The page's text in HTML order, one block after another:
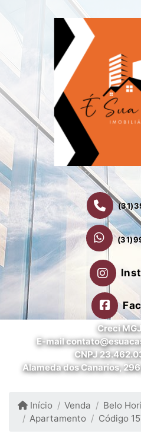
Creci
E-mail
CNPJ
Alameda dos Canarios,
Início Venda
Belo
Apartamento
Código